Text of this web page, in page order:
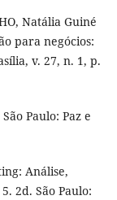
Natália Guiné
para negócios:
v. 27, n. 1, p.
Paulo: Paz e
Análise,
2d. São Paulo: